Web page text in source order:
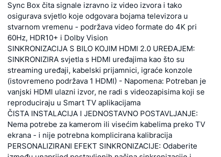
Sync Box čita signale izravno iz video izvora i tako
osigurava svjetlo koje odgovara bojama televizora u
stvarnom vremenu - podržava video formate do 4K pri
60Hz, HDR10+ i Dolby Vision
SINKRONIZACIJA S BILO KOJIM HDMI 2.0 UREĐAJEM:
SINKRONIZIRA svjetla s HDMI uređajima kao što su
streaming uređaji, kabelski prijamnici, igraće konzole
(istovremeno podržava 1 HDMI) - Napomena: Potreban je
vanjski HDMI ulazni izvor, ne radi s videozapisima koji se
reproduciraju u Smart TV aplikacijama
ČISTA INSTALACIJA I JEDNOSTAVNO POSTAVLJANJE:
Nema potrebe za kamerom ili visećim kabelima preko TV
ekrana - i nije potrebna komplicirana kalibracija
PERSONALIZIRANI EFEKT SINKRONIZACIJE: Odaberite